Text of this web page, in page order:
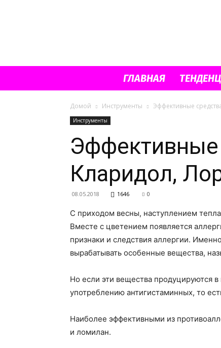
ГЛАВНАЯ
Домой Инструменты Эффективные
Инструменты
Эффективные
Кларидол,
08.05.2018 1646 0
С приходом весны, наступлением
Вместе с цветением появляется
признаки и следствия аллергии.
вырабатывать особенные вещества,
Но если эти вещества продуцируются
употреблению антигистаминных, то
Наиболее эффективными из
и ломилан.